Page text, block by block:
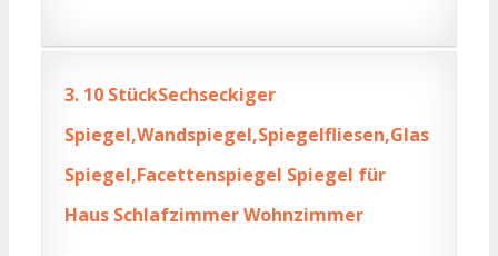
3. 10 StückSechseckiger
Spiegel,Wandspiegel,Spiegelfliesen,Glas
Spiegel,Facettenspiegel Spiegel für
Haus Schlafzimmer Wohnzimmer